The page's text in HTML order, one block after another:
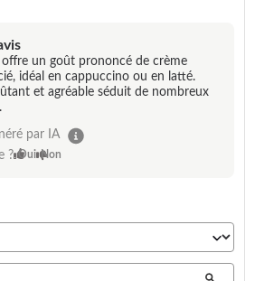
offre un goût prononcé de crème
idéal en cappuccino ou en latté.
et agréable séduit de nombreux
par IA
? Oui Non